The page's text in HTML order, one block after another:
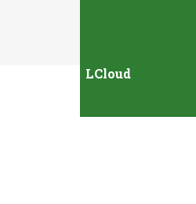
LCloud